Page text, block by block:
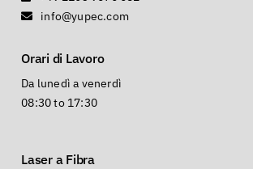
info@yupec.com
Orari di Lavoro
Da lunedì a venerdì
08:30 to 17:30
Laser a Fibra